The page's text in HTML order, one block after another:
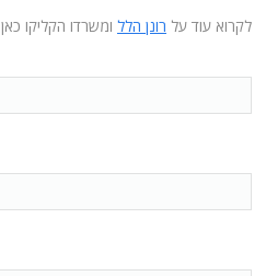
לקרוא עוד על רונן הלל ומשרדו הקליקו כאן